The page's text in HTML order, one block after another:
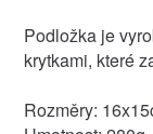
Podložka je
krytkami, které
Rozměry: